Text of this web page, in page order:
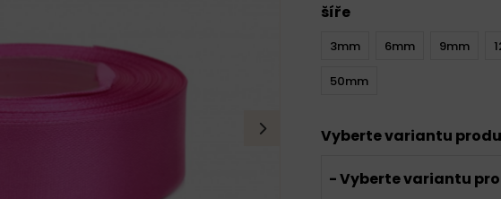
šíře
3mm 6mm 9mm
50mm
Vyberte variantu
- Vyberte variantu